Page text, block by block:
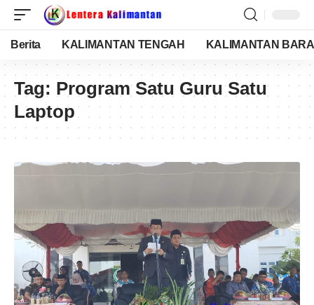
Berita KALIMANTAN TENGAH KALIMANTAN
Tag: Program Satu Guru Satu
Laptop